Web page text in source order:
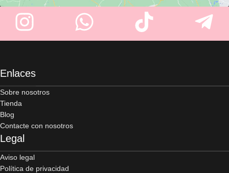
Enlaces
Sobre nosotros
Tienda
Blog
Contacte con nosotros
Legal
Aviso legal
Política de privacidad